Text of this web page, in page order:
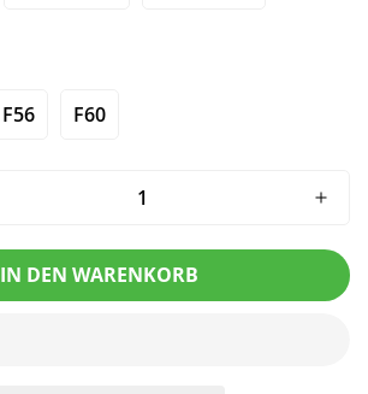
F56 F60
IN DEN WARENKORB